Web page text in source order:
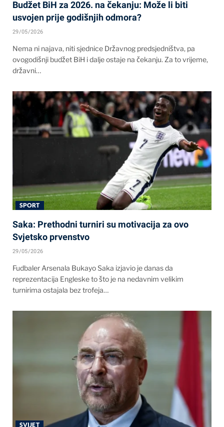
Budžet BiH za 2026. na čekanju: Može li biti
usvojen prije godišnjih odmora?
29/05/2026
Nema ni najava, niti sjednice Državnog predsjedništva, pa
ovogodišnji budžet BiH i dalje ostaje na čekanju. Za to vrijeme,
državni…
SPORT
Saka: Prethodni turniri su motivacija za ovo
Svjetsko prvenstvo
29/05/2026
Fudbaler Arsenala Bukayo Saka izjavio je danas da
reprezentacija Engleske to što je na nedavnim velikim
turnirima ostajala bez trofeja…
SVIJET